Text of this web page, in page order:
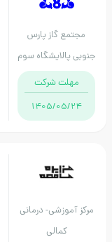
گاز پارس
پالایشگاه سوم
مهلت شرکت
1405/05/24
پارس
آموزشی- درمانی